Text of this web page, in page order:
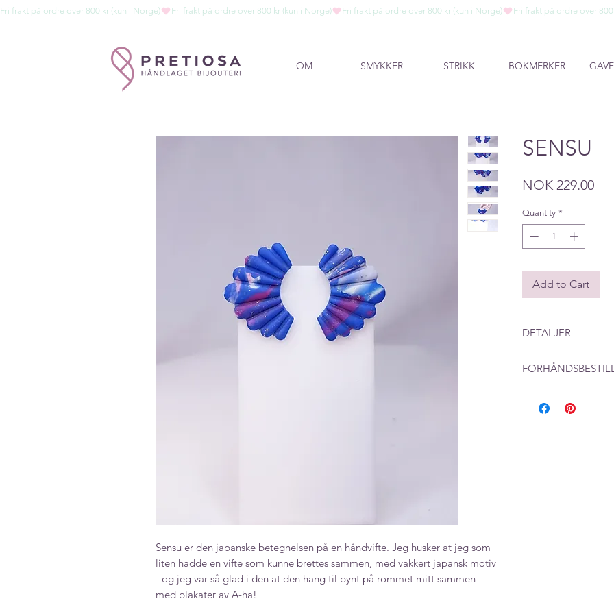
Fri frakt på ordre over 800 kr (kun i Norge)
OM SMYKKER STRIKK BOKMERKER
Sensu er den japanske betegnelsen på en håndvifte. Jeg husker at jeg som
liten hadde en vifte som kunne brettes sammen, med vakkert japansk motiv
- og jeg var så glad i den at den hang til pynt på rommet mitt sammen
med plakater av A-ha!
SENSU
NOK 229.00
Quantity *
Add to Cart
DETALJER
beregne en